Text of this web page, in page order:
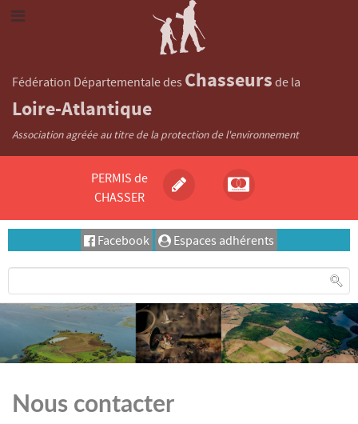
Fédération Départementale des Chasseurs de la
Loire-Atlantique
Association agréée au titre de la protection de l'environnement
PERMIS de
CHASSER
Facebook Espaces adhérents
Nous contacter